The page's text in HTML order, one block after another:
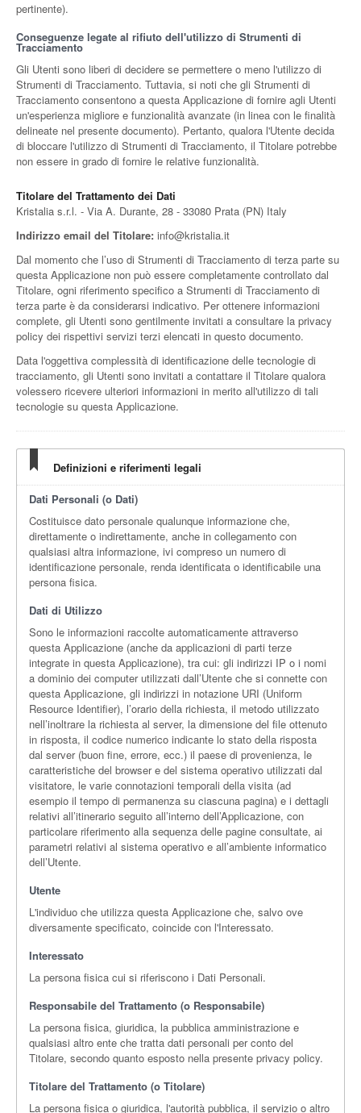
pertinente).
Conseguenze legate al rifiuto dell'utilizzo di Strumenti di
Tracciamento
Gli Utenti sono liberi di decidere se permettere o meno l'utilizzo di
Strumenti di Tracciamento. Tuttavia, si noti che gli Strumenti di
Tracciamento consentono a questa Applicazione di fornire agli Utenti
un'esperienza migliore e funzionalità avanzate (in linea con le finalità
delineate nel presente documento). Pertanto, qualora l'Utente decida
di bloccare l'utilizzo di Strumenti di Tracciamento, il Titolare potrebbe
non essere in grado di fornire le relative funzionalità.
Titolare del Trattamento dei Dati
Kristalia s.r.l. - Via A. Durante, 28 - 33080 Prata (PN) Italy
Indirizzo email del Titolare: info@kristalia.it
Dal momento che l’uso di Strumenti di Tracciamento di terza parte su
questa Applicazione non può essere completamente controllato dal
Titolare, ogni riferimento specifico a Strumenti di Tracciamento di
terza parte è da considerarsi indicativo. Per ottenere informazioni
complete, gli Utenti sono gentilmente invitati a consultare la privacy
policy dei rispettivi servizi terzi elencati in questo documento.
Data l'oggettiva complessità di identificazione delle tecnologie di
tracciamento, gli Utenti sono invitati a contattare il Titolare qualora
volessero ricevere ulteriori informazioni in merito all'utilizzo di tali
tecnologie su questa Applicazione.
Definizioni e riferimenti legali
Dati Personali (o Dati)
Costituisce dato personale qualunque informazione che,
direttamente o indirettamente, anche in collegamento con
qualsiasi altra informazione, ivi compreso un numero di
identificazione personale, renda identificata o identificabile una
persona fisica.
Dati di Utilizzo
Sono le informazioni raccolte automaticamente attraverso
questa Applicazione (anche da applicazioni di parti terze
integrate in questa Applicazione), tra cui: gli indirizzi IP o i nomi
a dominio dei computer utilizzati dall’Utente che si connette con
questa Applicazione, gli indirizzi in notazione URI (Uniform
Resource Identifier), l’orario della richiesta, il metodo utilizzato
nell’inoltrare la richiesta al server, la dimensione del file ottenuto
in risposta, il codice numerico indicante lo stato della risposta
dal server (buon fine, errore, ecc.) il paese di provenienza, le
caratteristiche del browser e del sistema operativo utilizzati dal
visitatore, le varie connotazioni temporali della visita (ad
esempio il tempo di permanenza su ciascuna pagina) e i dettagli
relativi all’itinerario seguito all’interno dell’Applicazione, con
particolare riferimento alla sequenza delle pagine consultate, ai
parametri relativi al sistema operativo e all’ambiente informatico
dell’Utente.
Utente
L'individuo che utilizza questa Applicazione che, salvo ove
diversamente specificato, coincide con l'Interessato.
Interessato
La persona fisica cui si riferiscono i Dati Personali.
Responsabile del Trattamento (o Responsabile)
La persona fisica, giuridica, la pubblica amministrazione e
qualsiasi altro ente che tratta dati personali per conto del
Titolare, secondo quanto esposto nella presente privacy policy.
Titolare del Trattamento (o Titolare)
La persona fisica o giuridica, l'autorità pubblica, il servizio o altro